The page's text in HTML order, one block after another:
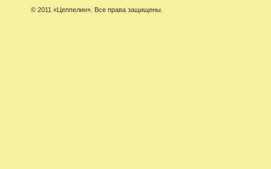
© 2011 «Цеппелин». Все права защищены.